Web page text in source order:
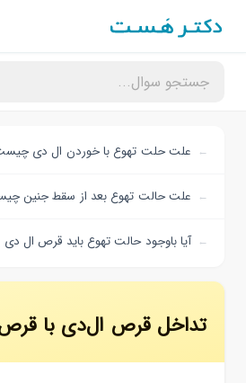
علت حلت تهوع با خوردن ال دی
علت حالت تهوع بعد از سقط جنین
آیا باوجود حالت تهوع باید قرص ال دی
تداخل قرص ال‌دی با قرص